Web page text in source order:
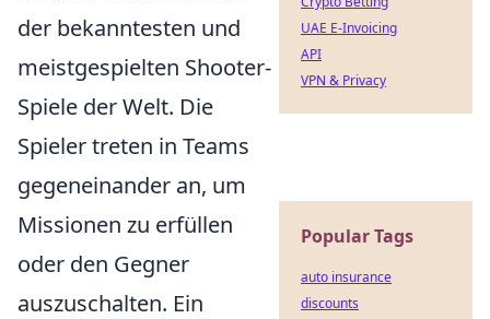
der bekanntesten und
meistgespielten Shooter-
Spiele der Welt. Die
Spieler treten in Teams
gegeneinander an, um
Missionen zu erfüllen
oder den Gegner
auszuschalten. Ein
UAE E-Invoicing
API
VPN & Privacy
Popular Tags
auto insurance
discounts